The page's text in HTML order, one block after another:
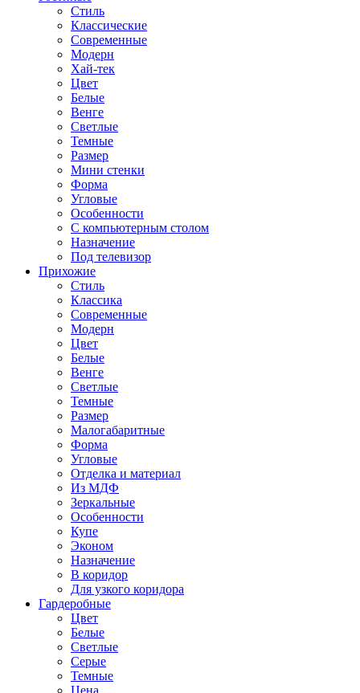
Стиль
Классические
Современные
Модерн
Хай-тек
Цвет
Белые
Венге
Светлые
Темные
Размер
Мини стенки
Форма
Угловые
Особенности
С компьютерным столом
Назначение
Под телевизор
Прихожие
Стиль
Классика
Современные
Модерн
Цвет
Белые
Венге
Светлые
Темные
Размер
Малогабаритные
Форма
Угловые
Отделка и материал
Из МДФ
Зеркальные
Особенности
Купе
Эконом
Назначение
В коридор
Для узкого коридора
Гардеробные
Цвет
Белые
Светлые
Серые
Темные
Цена